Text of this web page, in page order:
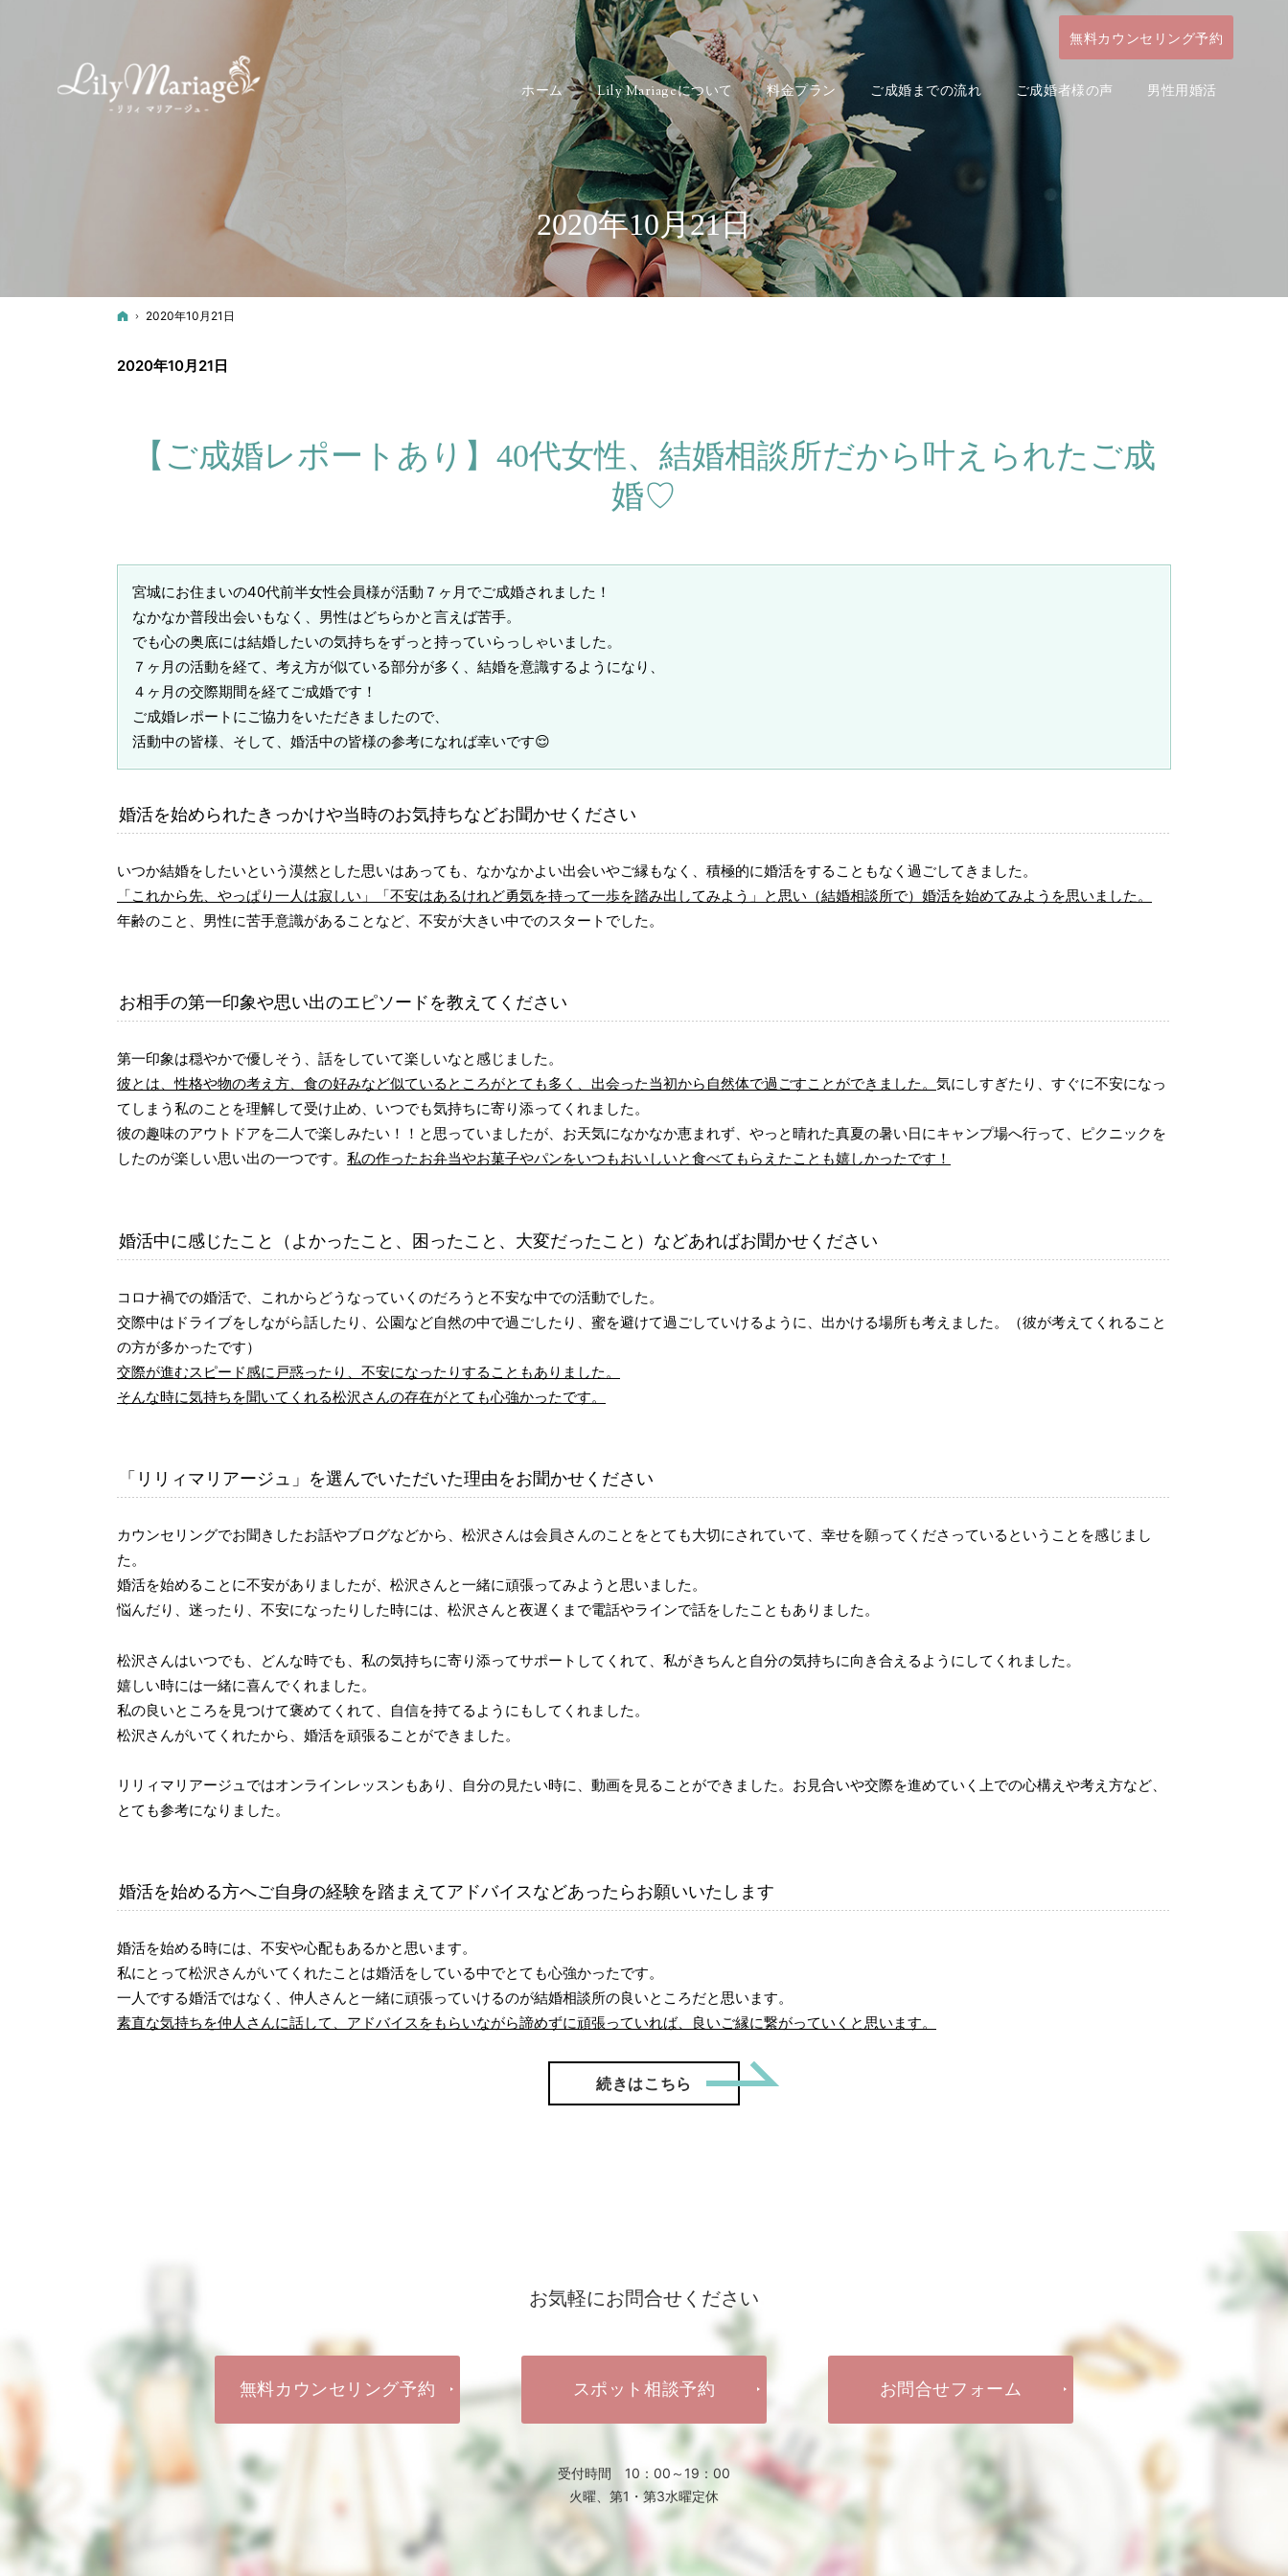
2020年10月21日
ホーム
2020年10月21日
2020年10月21日
【ご成婚レポートあり】40代女性、結婚相談所だから叶えられたご成
婚♡
宮城にお住まいの40代前半女性会員様が活動７ヶ月でご成婚されました！
なかなか普段出会いもなく、男性はどちらかと言えば苦手。
でも心の奥底には結婚したいの気持ちをずっと持っていらっしゃいました。
７ヶ月の活動を経て、考え方が似ている部分が多く、結婚を意識するようになり、
４ヶ月の交際期間を経てご成婚です！
ご成婚レポートにご協力をいただきましたので、
活動中の皆様、そして、婚活中の皆様の参考になれば幸いです😌
婚活を始められたきっかけや当時のお気持ちなどお聞かせください
いつか結婚をしたいという漠然とした思いはあっても、なかなかよい出会いやご縁もなく、積極的に婚活をすることもなく過ごしてきました。
「これから先、やっぱり一人は寂しい」「不安はあるけれど勇気を持って一歩を踏み出してみよう」と思い（結婚相談所で）婚活を始めてみようを思いました。
年齢のこと、男性に苦手意識があることなど、不安が大きい中でのスタートでした。
お相手の第一印象や思い出のエピソードを教えてください
第一印象は穏やかで優しそう、話をしていて楽しいなと感じました。
彼とは、性格や物の考え方、食の好みなど似ているところがとても多く、出会った当初から自然体で過ごすことができました。 気にしすぎたり、すぐに不安になっ
てしまう私のことを理解して受け止め、いつでも気持ちに寄り添ってくれました。
彼の趣味のアウトドアを二人で楽しみたい！！と思っていましたが、お天気になかなか恵まれず、やっと晴れた真夏の暑い日にキャンプ場へ行って、ピクニックを
したのが楽しい思い出の一つです。 私の作ったお弁当やお菓子やパンをいつもおいしいと食べてもらえたことも嬉しかったです！
婚活中に感じたこと（よかったこと、困ったこと、大変だったこと）などあればお聞かせください
コロナ禍での婚活で、これからどうなっていくのだろうと不安な中での活動でした。
交際中はドライブをしながら話したり、公園など自然の中で過ごしたり、蜜を避けて過ごしていけるように、出かける場所も考えました。（彼が考えてくれること
の方が多かったです）
交際が進むスピード感に戸惑ったり、不安になったりすることもありました。
そんな時に気持ちを聞いてくれる松沢さんの存在がとても心強かったです。
「リリィマリアージュ」を選んでいただいた理由をお聞かせください
カウンセリングでお聞きしたお話やブログなどから、松沢さんは会員さんのことをとても大切にされていて、幸せを願ってくださっているということを感じまし
た。
婚活を始めることに不安がありましたが、松沢さんと一緒に頑張ってみようと思いました。
悩んだり、迷ったり、不安になったりした時には、松沢さんと夜遅くまで電話やラインで話をしたこともありました。
松沢さんはいつでも、どんな時でも、私の気持ちに寄り添ってサポートしてくれて、私がきちんと自分の気持ちに向き合えるようにしてくれました。
嬉しい時には一緒に喜んでくれました。
私の良いところを見つけて褒めてくれて、自信を持てるようにもしてくれました。
松沢さんがいてくれたから、婚活を頑張ることができました。
リリィマリアージュではオンラインレッスンもあり、自分の見たい時に、動画を見ることができました。お見合いや交際を進めていく上での心構えや考え方など、
とても参考になりました。
婚活を始める方へご自身の経験を踏まえてアドバイスなどあったらお願いいたします
婚活を始める時には、不安や心配もあるかと思います。
私にとって松沢さんがいてくれたことは婚活をしている中でとても心強かったです。
一人でする婚活ではなく、仲人さんと一緒に頑張っていけるのが結婚相談所の良いところだと思います。
素直な気持ちを仲人さんに話して、アドバイスをもらいながら諦めずに頑張っていれば、良いご縁に繋がっていくと思います。
続きはこちら
無料カウンセリング予約
ホーム Lily Mariageについて 料金プラン ご成婚までの流れ ご成婚者様の声 男性用婚活
お気軽にお問合せください
無料カウンセリング予約 スポット相談予約 お問合せフォーム
受付時間 10：00～19：00
火曜、第1・第3水曜定休